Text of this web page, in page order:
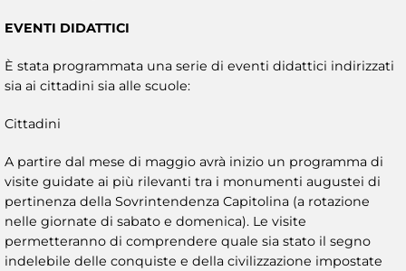
EVENTI DIDATTICI
È stata programmata una serie di eventi didattici indirizzati
sia ai cittadini sia alle scuole:
Cittadini
A partire dal mese di maggio avrà inizio un programma di
visite guidate ai più rilevanti tra i monumenti augustei di
pertinenza della Sovrintendenza Capitolina (a rotazione
nelle giornate di sabato e domenica). Le visite
permetteranno di comprendere quale sia stato il segno
indelebile delle conquiste e della civilizzazione impostate